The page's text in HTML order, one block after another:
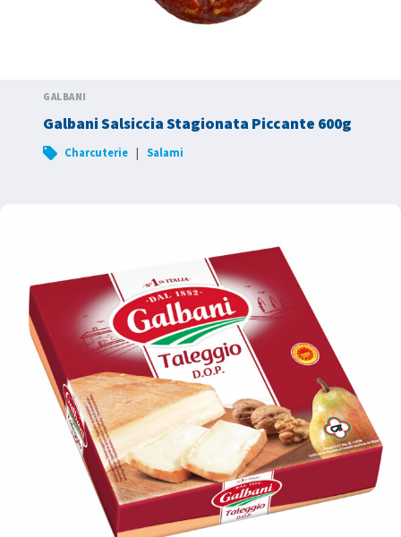
GALBANI
Galbani Salsiccia Stagionata Piccante 600g
Charcuterie | Salami